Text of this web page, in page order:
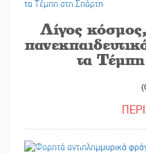
Λίγος
τα